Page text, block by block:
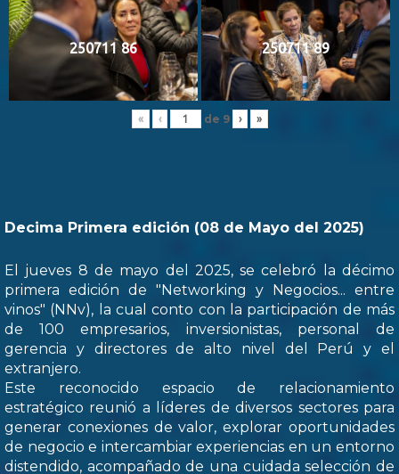
250711 86 250711 89
« ‹ de 9 › »
Decima Primera edición (08 de Mayo del 2025)
El jueves 8 de mayo del 2025, se celebró la décimo
primera edición de "Networking y Negocios... entre
vinos" (NNv), la cual conto con la participación de más
de 100 empresarios, inversionistas, personal de
gerencia y directores de alto nivel del Perú y el
extranjero.
Este reconocido espacio de relacionamiento
estratégico reunió a líderes de diversos sectores para
generar conexiones de valor, explorar oportunidades
de negocio e intercambiar experiencias en un entorno
distendido, acompañado de una cuidada selección de